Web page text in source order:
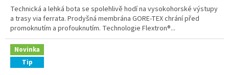
Technická a lehká bota se spolehlivě hodí na vysokohorské výstupy
a trasy via ferrata. Prodyšná membrána GORE-TEX chrání před
promoknutím a profouknutím. Technologie Flextron®...
Novinka
Tip